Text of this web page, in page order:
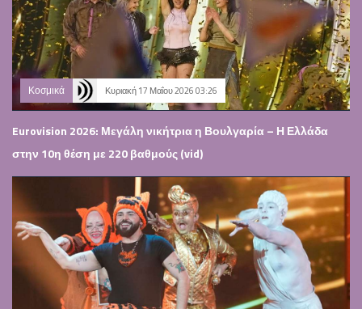
Κοσμικά Κυριακή 17 Μαΐου 2026 03:26
Eurovision 2026: Μεγάλη νικήτρια η Βουλγαρία – Η Ελλάδα
στην 10η θέση με 220 βαθμούς (vid)